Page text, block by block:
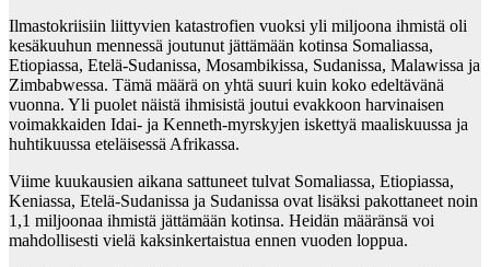
Ilmastokriisiin liittyvien katastrofien vuoksi yli miljoona ihmistä oli
kesäkuuhun mennessä joutunut jättämään kotinsa Somaliassa,
Etiopiassa, Etelä-Sudanissa, Mosambikissa, Sudanissa, Malawissa ja
Zimbabwessa. Tämä määrä on yhtä suuri kuin koko edeltävänä
vuonna. Yli puolet näistä ihmisistä joutui evakkoon harvinaisen
voimakkaiden Idai- ja Kenneth-myrskyjen iskettyä maaliskuussa ja
huhtikuussa eteläisessä Afrikassa.
Viime kuukausien aikana sattuneet tulvat Somaliassa, Etiopiassa,
Keniassa, Etelä-Sudanissa ja Sudanissa ovat lisäksi pakottaneet noin
1,1 miljoonaa ihmistä jättämään kotinsa. Heidän määränsä voi
mahdollisesti vielä kaksinkertaistua ennen vuoden loppua.